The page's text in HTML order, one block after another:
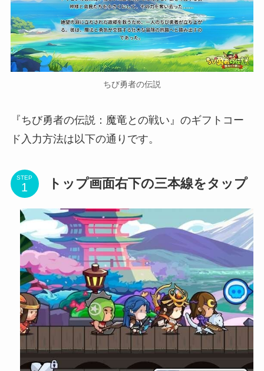
ちび勇者の伝説
『ちび勇者の伝説：魔竜との戦い』のギフトコー
ド入力方法は以下の通りです。
STEP トップ画面右下の三本線をタップ